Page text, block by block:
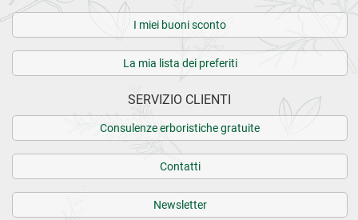
I miei buoni sconto
La mia lista dei preferiti
SERVIZIO CLIENTI
Consulenze erboristiche gratuite
Contatti
Newsletter